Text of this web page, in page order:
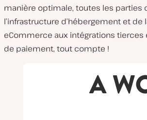
manière optimale, toutes les parties
l’infrastructure d’hébergement et de
eCommerce aux intégrations tierces
de paiement, tout compte !